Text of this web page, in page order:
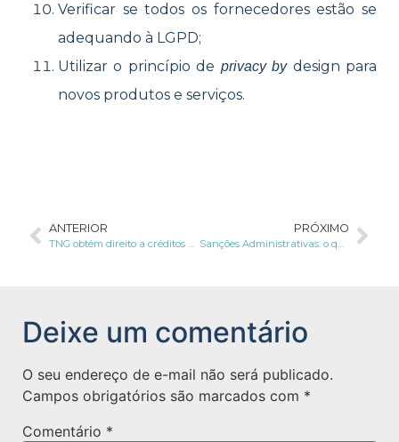
Verificar se todos os fornecedores estão se
adequando à LGPD;
Utilizar o princípio de privacy bydesign para
novos produtos e serviços.
ANTERIOR
TNG obtém direito a créditos de PIS e Cofins sobre gastos com a LGPD
PRÓXIMO
Sanções Administrativas: o que muda após 1º de agosto de 2021?
Deixe um comentário
O seu endereço de e-mail não será publicado.
Campos obrigatórios são marcados com *
Comentário *